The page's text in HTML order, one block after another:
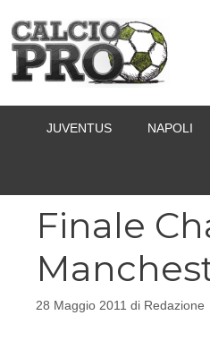
contenuto
JUVENTUS NAPOLI
Finale
28 Maggio 2011 di Redazione